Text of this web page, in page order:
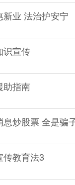
新业 法治护安宁
识宣传
助指南
息炒股票 全是骗
传教育法3